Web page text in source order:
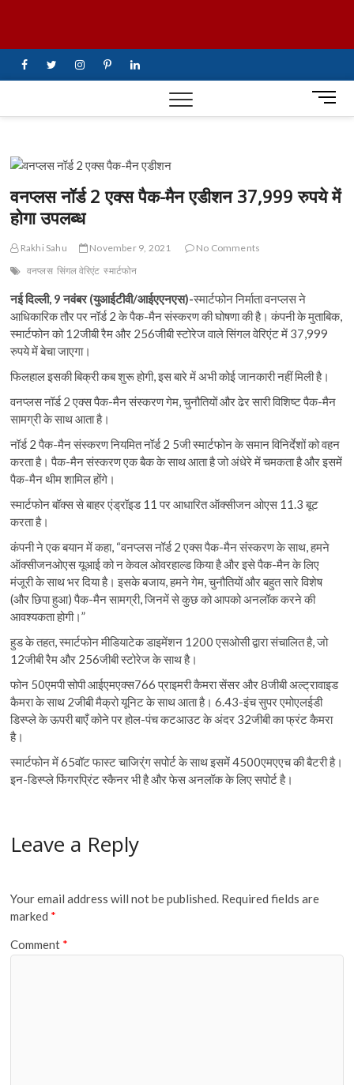
facebooktwitterinstagrampinterestlinkedin
M
e
u
t
वनप्लस नॉर्ड 2 एक्स पैक-मैन एडीशन 37,999 रुपये में
होगा उपलब्ध
Rakhi Sahu November 9, 2021
No Comments
वनप्लस सिंगल वेरिएंट स्मार्टफोन
नई दिल्ली, 9 नवंबर (युआईटीवी/आईएएनएस)-स्मार्टफोन निर्माता वनप्लस ने
आधिकारिक तौर पर नॉर्ड 2 के पैक-मैन संस्करण की घोषणा की है। कंपनी के मुताबिक,
स्मार्टफोन को 12जीबी रैम और 256जीबी स्टोरेज वाले सिंगल वेरिएंट में 37,999
रुपये में बेचा जाएगा।
फिलहाल इसकी बिक्री कब शुरू होगी, इस बारे में अभी कोई जानकारी नहीं मिली है।
वनप्लस नॉर्ड 2 एक्स पैक-मैन संस्करण गेम, चुनौतियों और ढेर सारी विशिष्ट पैक-मैन
सामग्री के साथ आता है।
नॉर्ड 2 पैक-मैन संस्करण नियमित नॉर्ड 2 5जी स्मार्टफोन के समान विनिर्देशों को वहन
करता है। पैक-मैन संस्करण एक बैक के साथ आता है जो अंधेरे में चमकता है और इसमें
पैक-मैन थीम शामिल होंगे।
स्मार्टफोन बॉक्स से बाहर एंड्रॉइड 11 पर आधारित ऑक्सीजन ओएस 11.3 बूट
करता है।
कंपनी ने एक बयान में कहा, “वनप्लस नॉर्ड 2 एक्स पैक-मैन संस्करण के साथ, हमने
ऑक्सीजनओएस यूआई को न केवल ओवरहाल्ड किया है और इसे पैक-मैन के लिए
मंजूरी के साथ भर दिया है। इसके बजाय, हमने गेम, चुनौतियों और बहुत सारे विशेष
(और छिपा हुआ) पैक-मैन सामग्री, जिनमें से कुछ को आपको अनलॉक करने की
आवश्यकता होगी।”
हुड के तहत, स्मार्टफोन मीडियाटेक डाइमेंशन 1200 एसओसी द्वारा संचालित है, जो
12जीबी रैम और 256जीबी स्टोरेज के साथ है।
फोन 50एमपी सोपी आईएमएक्स766 प्राइमरी कैमरा सेंसर और 8जीबी अल्ट्रावाइड
कैमरा के साथ 2जीबी मैक्रो यूनिट के साथ आता है। 6.43-इंच सुपर एमोएलईडी
डिस्प्ले के ऊपरी बाएँ कोने पर होल-पंच कटआउट के अंदर 32जीबी का फ्रंट कैमरा
है।
स्मार्टफोन में 65वॉट फास्ट चाजिर्ंग सपोर्ट के साथ इसमें 4500एमएएच की बैटरी है।
इन-डिस्प्ले फिंगरप्रिंट स्कैनर भी है और फेस अनलॉक के लिए सपोर्ट है।
Leave a Reply
Your email address will not be published. Required fields are
marked *
Comment *